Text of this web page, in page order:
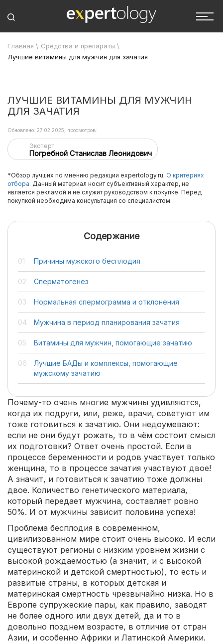
Главная \ Средства и препараты \
Лучшие витамины для мужчин для зачатия
ЛУЧШИЕ ВИТАМИНЫ ДЛЯ МУЖЧИН
ДЛЯ ЗАЧАТИЯ
Эксперт
Погребной Станислав Леонидович
Обновлено: 27.02.2025, просмотров:
*Обзор лучших по мнению редакции expertology.ru. О критериях
отбора. Данный материал носит субъективный характер, не
является рекламой и не служит руководством к покупке. Перед
покупкой необходима консультация со специалистом.
Содержание
Причины мужского бесплодия
Сперматогенез
Нормальная спермограмма и отклонения
Мужчина в период планирования зачатия
Витамины для мужчин, помогающие зачатию
Лучшие БАДы и комплексы, помогающие
мужскому зачатию
Почему-то очень многие мужчины удивляются,
когда их подруги, или, реже, врачи, советуют им
тоже готовиться к зачатию. Они недоумевают:
если не они будут рожать, то в чём состоит смысл
их подготовки? Ответ очень простой. Если в
процессе беременности и родов участвует только
женщина, то в процессе зачатия участвуют двое!
А значит, и готовиться к зачатию тоже должны
двое. Количество генетического материала,
который передает мужчина, составляет ровно
50%. И от мужчины зависит половина успеха!
Проблема бесплодия в современном,
цивилизованном мире стоит очень высоко. И если
существуют регионы с низким уровнем жизни с
высокой рождаемостью (а значит, и с высокой
материнской и детской смертностью), то есть и
развитые страны, в которых детская и
материнская смертность чрезвычайно низка. Но в
Европе супружеские пары, как правило, заводят
не более одного или двух детей, да и то в
довольно позднем возрасте, в отличие от стран
Азии, и особенно Африки и Латинской Америки.